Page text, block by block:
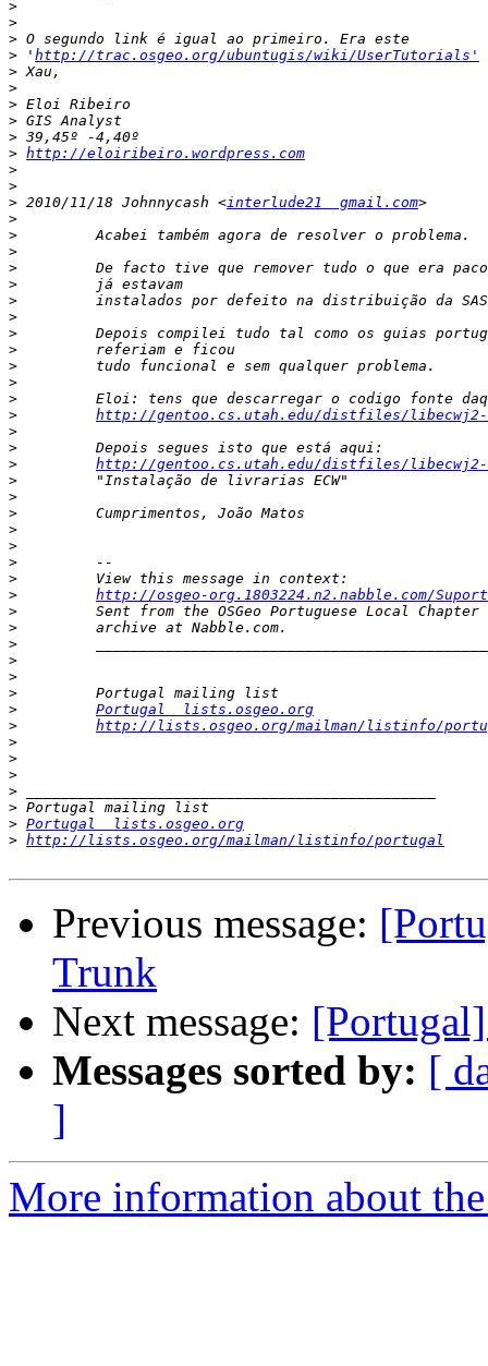
>
>
>
> ' http://trac.osgeo.org/ubuntugis/wiki/UserTutorials'
>
>
>
>
>
> http://eloiribeiro.wordpress.com
>
>
> 2010/11/18 Johnnycash <interlude21  gmail.com
>
>
>
>
>
>
>
>
>
>
>
>
>
http://gentoo.cs.utah.edu/distfiles/libecwj2-
>
>
>
http://gentoo.cs.utah.edu/distfiles/libecwj2-
>
>
>
>
>
>
>
>
http://osgeo-org.1803224.n2.nabble.com/
>
>
>
>
>
>
>
Portugal  lists.osgeo.org
>
http://lists.osgeo.org/mailman/listinfo/
>
>
>
>
>
> Portugal  lists.osgeo.org
> http://lists.osgeo.org/mailman/listinfo/portugal
Previous message:
Trunk
Next message:
Messages sorted by: [
]
More information about